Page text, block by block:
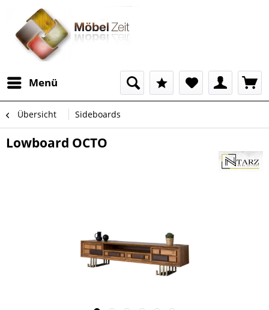
Menü
Übersicht Sideboards
Lowboard OCTO